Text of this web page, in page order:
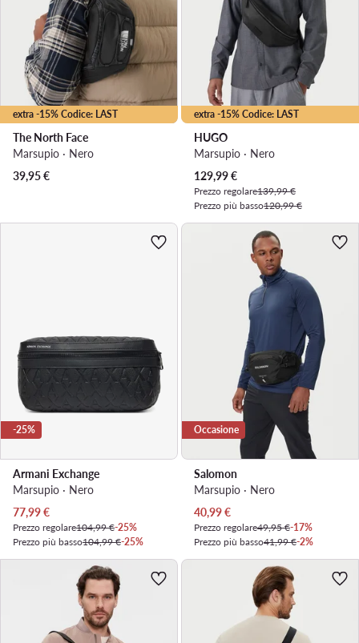
extra -15% Codice: LAST
The North Face
Marsupio · Nero
39,95€
extra -15% Codice: LAST
HUGO
Marsupio · Nero
Prezzo attuale
129,99€
Prezzo regolare139,99 €
Prezzo più basso120,99 €
-25%
Armani Exchange
Marsupio · Nero
Prezzo attuale
77,99€
Prezzo regolare104,99 €-25%
Prezzo più basso104,99 €-25%
Occasione
Salomon
Marsupio · Nero
Prezzo attuale
40,99€
Prezzo regolare49,95 €-17%
Prezzo più basso41,99 €-2%